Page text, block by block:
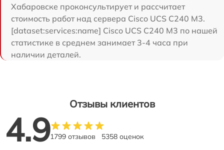
Хабаровске проконсультирует и рассчитает
стоимость работ над сервера Cisco UCS C240 M3.
[dataset:services:name] Cisco UCS C240 M3 по нашей
статистике в среднем занимает 3-4 часа при
наличии деталей.
Отзывы клиентов
4.91799 отзывов 5358 оценок